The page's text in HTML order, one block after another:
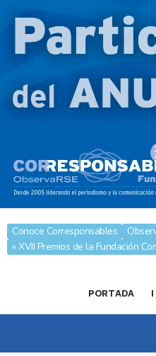
Conoce Corresponsables
» XVII Premios de la Fundación
PORTADA |